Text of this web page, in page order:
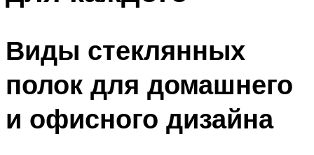
Виды стеклянных
полок для домашнего
и офисного дизайна